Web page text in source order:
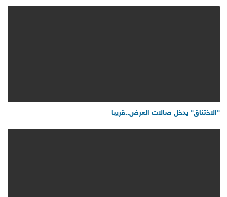
"الاختناق" يدخل صالات العرض..قريبا